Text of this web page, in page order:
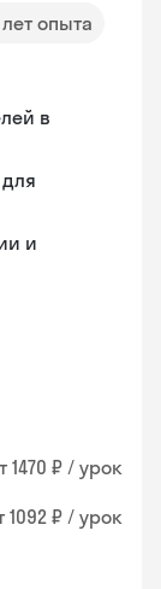
лет опыта
в
и
1470 ₽ / урок
1092 ₽ / урок